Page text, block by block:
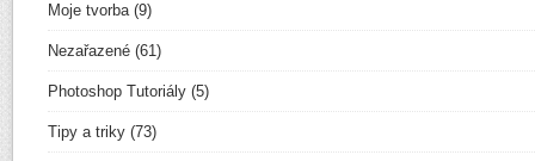
Moje tvorba(9)
Nezařazené (61)
Photoshop Tutoriály (5)
Tipy a triky (73)